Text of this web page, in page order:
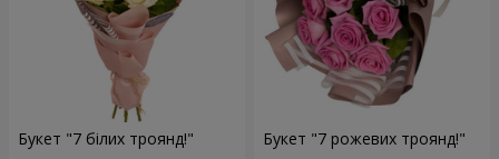
Букет "7 білих троянд!" Букет "7 рожевих троянд!"